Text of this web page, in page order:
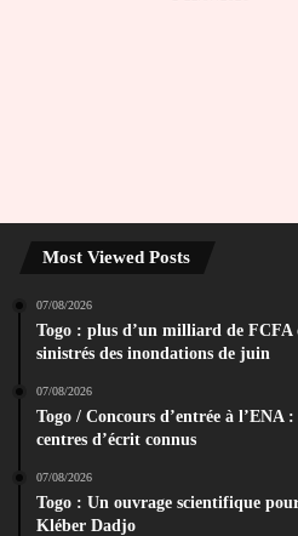
Most Viewed Posts
07/08/2026
Togo : plus d’un milliard de FCFA
sinistrés des inondations de juin
07/08/2026
Togo / Concours d’entrée à l’ENA
centres d’écrit connus
07/08/2026
Togo : Un ouvrage scientifique
Kléber Dadjo